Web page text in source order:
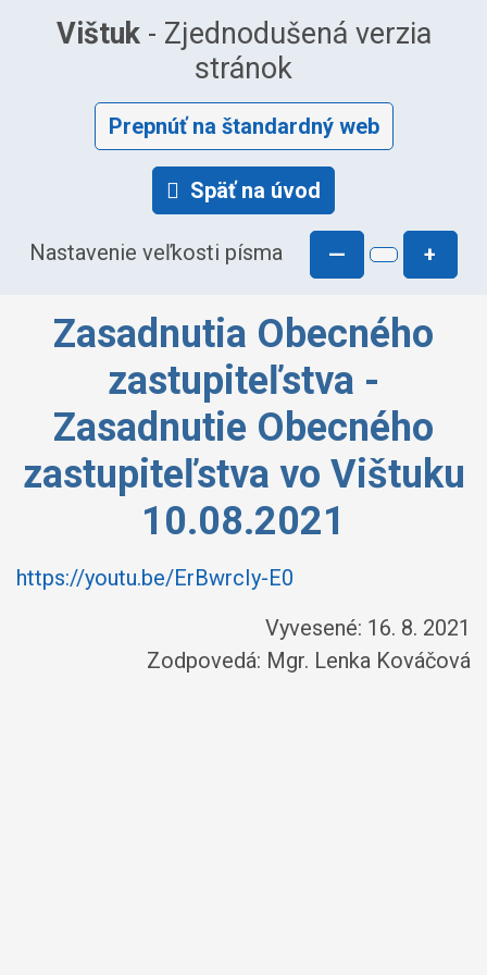
Vištuk- Zjednodušená verzia
stránok
Prepnúť na štandardný web
Späť na úvod
Nastavenie veľkosti písma — +
Zasadnutia Obecného
zastupiteľstva -
Zasadnutie Obecného
zastupiteľstva vo Vištuku
10.08.2021
https://youtu.be/ErBwrcIy-E0
Vyvesené: 16. 8. 2021
Zodpovedá: Mgr. Lenka Kováčová